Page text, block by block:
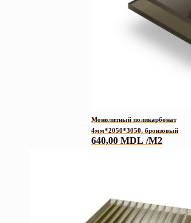
Монолитный поликарбонат
4мм*2050*3050, бронзовый
640,00 MDL /M2